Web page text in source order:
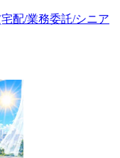
配/業務委託/シニア